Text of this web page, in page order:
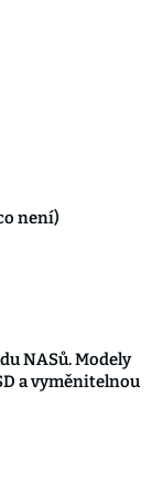
není)
NASů. Modely
a vyměnitelnou